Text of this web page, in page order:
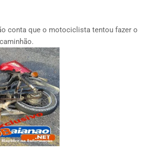
conta que o motociclista tentou fazer o